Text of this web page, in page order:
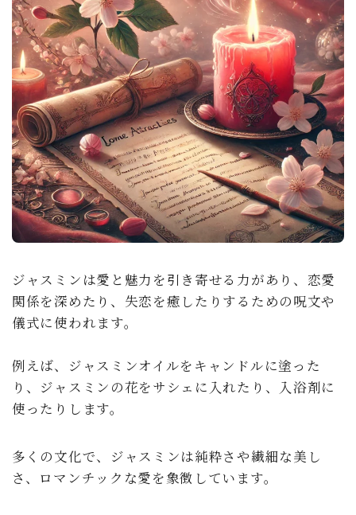
ジャスミンは愛と魅力を引き寄せる力があり、恋愛
関係を深めたり、失恋を癒したりするための呪文や
儀式に使われます。
例えば、ジャスミンオイルをキャンドルに塗った
り、ジャスミンの花をサシェに入れたり、入浴剤に
使ったりします。
多くの文化で、ジャスミンは純粋さや繊細な美し
さ、ロマンチックな愛を象徴しています。